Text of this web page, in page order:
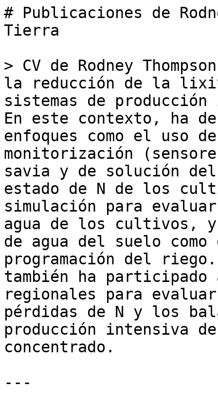
# Publicaciones de
Tierra
> CV de Rodney
la reducción de la
sistemas de
En este contexto, ha
enfoques como el uso
monitorización
savia y de solución
estado de N de los
simulación para
agua de los cultivos,
de agua del suelo
programación del
también ha participado
regionales para
pérdidas de N y los
producción intensiva
concentrado.
---